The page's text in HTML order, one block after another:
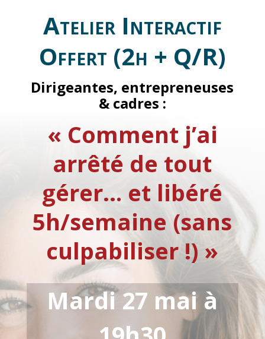
Atelier Interactif
Offert (2h + Q/R)
Dirigeantes, entrepreneuses
& cadres :
« Comment j’ai
arrêté de tout
gérer… et libéré
5h/semaine (sans
culpabiliser !) »
Mardi 27 mai à